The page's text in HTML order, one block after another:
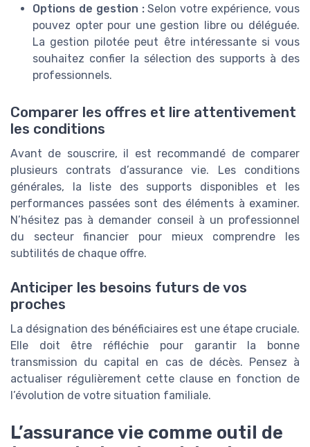
Options de gestion :Selon votre expérience, vous
pouvez opter pour une gestion libre ou déléguée.
La gestion pilotée peut être intéressante si vous
souhaitez confier la sélection des supports à des
professionnels.
Comparer les offres et lire attentivement
les conditions
Avant de souscrire, il est recommandé de comparer
plusieurs contrats d’assurance vie. Les conditions
générales, la liste des supports disponibles et les
performances passées sont des éléments à examiner.
N’hésitez pas à demander conseil à un professionnel
du secteur financier pour mieux comprendre les
subtilités de chaque offre.
Anticiper les besoins futurs de vos
proches
La désignation des bénéficiaires est une étape cruciale.
Elle doit être réfléchie pour garantir la bonne
transmission du capital en cas de décès. Pensez à
actualiser régulièrement cette clause en fonction de
l’évolution de votre situation familiale.
L’assurance vie comme outil de